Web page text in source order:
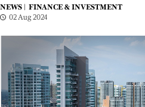
NEWS |
FINANCE & INVESTMENT
02 Aug 2024